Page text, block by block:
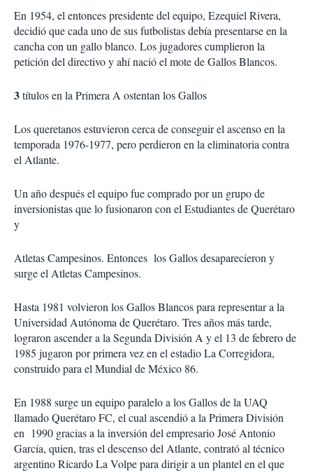
En 1954, el entonces presidente del equipo, Ezequiel Rivera,
decidió que cada uno de sus futbolistas debía presentarse en la
cancha con un gallo blanco. Los jugadores cumplieron la
petición del directivo y ahí nació el mote de Gallos Blancos.
3títulos en la Primera A ostentan los Gallos
Los queretanos estuvieron cerca de conseguir el ascenso en la
temporada 1976-1977, pero perdieron en la eliminatoria contra
el Atlante.
Un año después el equipo fue comprado por un grupo de
inversionistas que lo fusionaron con el Estudiantes de Querétaro
y
Atletas Campesinos. Entonces los Gallos desaparecieron y
surge el Atletas Campesinos.
Hasta 1981 volvieron los Gallos Blancos para representar a la
Universidad Autónoma de Querétaro. Tres años más tarde,
lograron ascender a la Segunda División A y el 13 de febrero de
1985 jugaron por primera vez en el estadio La Corregidora,
construido para el Mundial de México 86.
En 1988 surge un equipo paralelo a los Gallos de la UAQ
llamado Querétaro FC, el cual ascendió a la Primera División
en 1990 gracias a la inversión del empresario José Antonio
García, quien, tras el descenso del Atlante, contrató al técnico
argentino Ricardo La Volpe para dirigir a un plantel en el que